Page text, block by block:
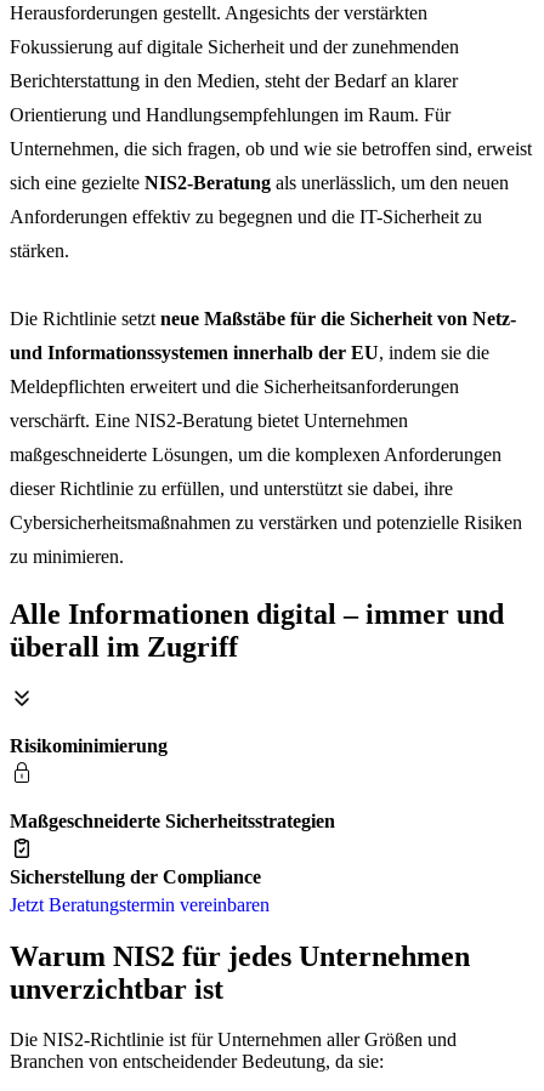
Herausforderungen gestellt. Angesichts der verstärkten
Fokussierung auf digitale Sicherheit und der zunehmenden
Berichterstattung in den Medien, steht der Bedarf an klarer
Orientierung und Handlungsempfehlungen im Raum. Für
Unternehmen, die sich fragen, ob und wie sie betroffen sind, erweist
sich eine gezielte NIS2-Beratung als unerlässlich, um den neuen
Anforderungen effektiv zu begegnen und die IT-Sicherheit zu
stärken.
Die Richtlinie setzt neue Maßstäbe für die Sicherheit von Netz-
und Informationssystemen innerhalb der EU, indem sie die
Meldepflichten erweitert und die Sicherheitsanforderungen
verschärft. Eine NIS2-Beratung bietet Unternehmen
maßgeschneiderte Lösungen, um die komplexen Anforderungen
dieser Richtlinie zu erfüllen, und unterstützt sie dabei, ihre
Cybersicherheitsmaßnahmen zu verstärken und potenzielle Risiken
zu minimieren.
Alle Informationen digital – immer und
überall im Zugriff
Risikominimierung
Maßgeschneiderte Sicherheitsstrategien
Sicherstellung der Compliance
Jetzt Beratungstermin vereinbaren
Warum NIS2 für jedes Unternehmen
unverzichtbar ist
Die NIS2-Richtlinie ist für Unternehmen aller Größen und
Branchen von entscheidender Bedeutung, da sie: